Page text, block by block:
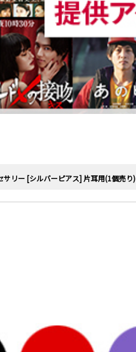
サリー [シルバーピアス] 片耳用(1個売り)